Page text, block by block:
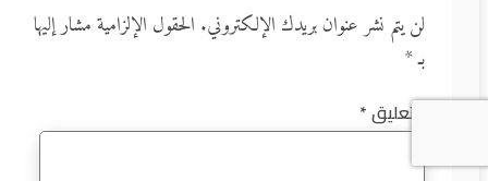
لن يتم نشر عنوان بريدك الإلكتروني. الحقول الإلزامية مشار إليها
بـ*
التعليق*